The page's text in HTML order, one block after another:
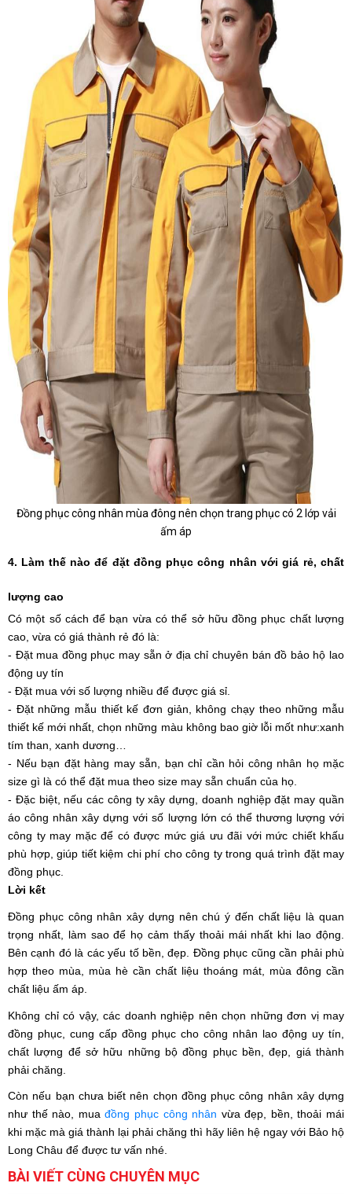
Đồng phục công nhân mùa đông nên chọn trang phục có 2 lớp vải
ấm áp
4. Làm thế nào để đặt đồng phục công nhân với giá rẻ, chất
lượng cao
Có một số cách để bạn vừa có thể sở hữu đồng phục chất lượng
cao, vừa có giá thành rẻ đó là:
- Đặt mua đồng phục may sẵn ở địa chỉ chuyên bán đồ bảo hộ lao
động uy tín
- Đặt mua với số lượng nhiều để được giá sỉ.
- Đặt những mẫu thiết kế đơn giản, không chạy theo những mẫu
thiết kế mới nhất, chọn những màu không bao giờ lỗi mốt như:xanh
tím than, xanh dương…
- Nếu bạn đặt hàng may sẵn, bạn chỉ cần hỏi công nhân họ mặc
size gì là có thể đặt mua theo size may sẵn chuẩn của họ.
- Đặc biệt, nếu các công ty xây dựng, doanh nghiệp đặt may quần
áo công nhân xây dựng với số lượng lớn có thể thương lượng với
công ty may mặc để có được mức giá ưu đãi với mức chiết khấu
phù hợp, giúp tiết kiệm chi phí cho công ty trong quá trình đặt may
đồng phục.
Lời kết
Đồng phục công nhân xây dựng nên chú ý đến chất liệu là quan
trọng nhất, làm sao để họ cảm thấy thoải mái nhất khi lao động.
Bên cạnh đó là các yếu tố bền, đẹp. Đồng phục cũng cần phải phù
hợp theo mùa, mùa hè cần chất liệu thoáng mát, mùa đông cần
chất liệu ấm áp.
Không chỉ có vậy, các doanh nghiệp nên chọn những đơn vị may
đồng phục, cung cấp đồng phục cho công nhân lao động uy tín,
chất lượng để sở hữu những bộ đồng phục bền, đẹp, giá thành
phải chăng.
Còn nếu bạn chưa biết nên chọn đồng phục công nhân xây dựng
như thế nào, mua đồng phục công nhân vừa đẹp, bền, thoải mái
khi mặc mà giá thành lại phải chăng thì hãy liên hệ ngay với Bảo hộ
Long Châu để được tư vấn nhé.
BÀI VIẾT CÙNG CHUYÊN MỤC